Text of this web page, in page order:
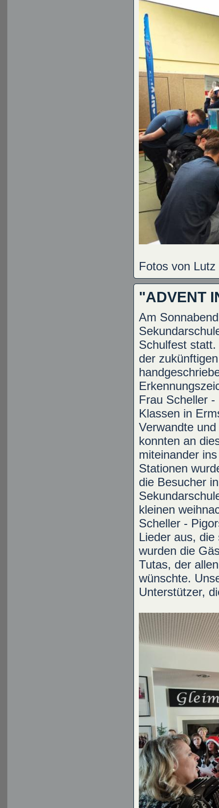
Fotos von
"ADVENT
Am
Schulfest
der
Frau Scheller
Klassen in
Verwandte
konnten an
miteinander
Stationen
die Besucher
kleinen
Scheller -
Lieder aus,
wurden die
Tutas, der
wünschte.
Unterstützer,